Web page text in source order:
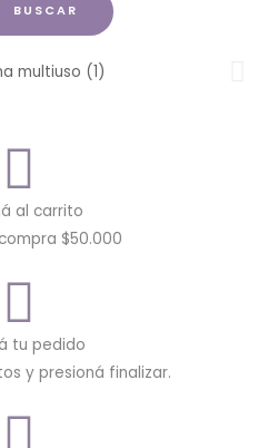
BUSCAR
al carrito
$50.000
tu pedido
y presioná finalizar.